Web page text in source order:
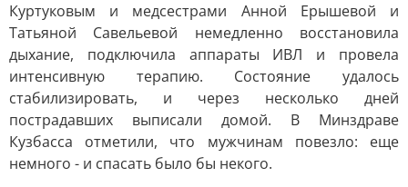
Куртуковым и медсестрами Анной Ерышевой и
Татьяной Савельевой немедленно восстановила
дыхание, подключила аппараты ИВЛ и провела
интенсивную терапию. Состояние удалось
стабилизировать, и через несколько дней
пострадавших выписали домой. В Минздраве
Кузбасса отметили, что мужчинам повезло: еще
немного - и спасать было бы некого.